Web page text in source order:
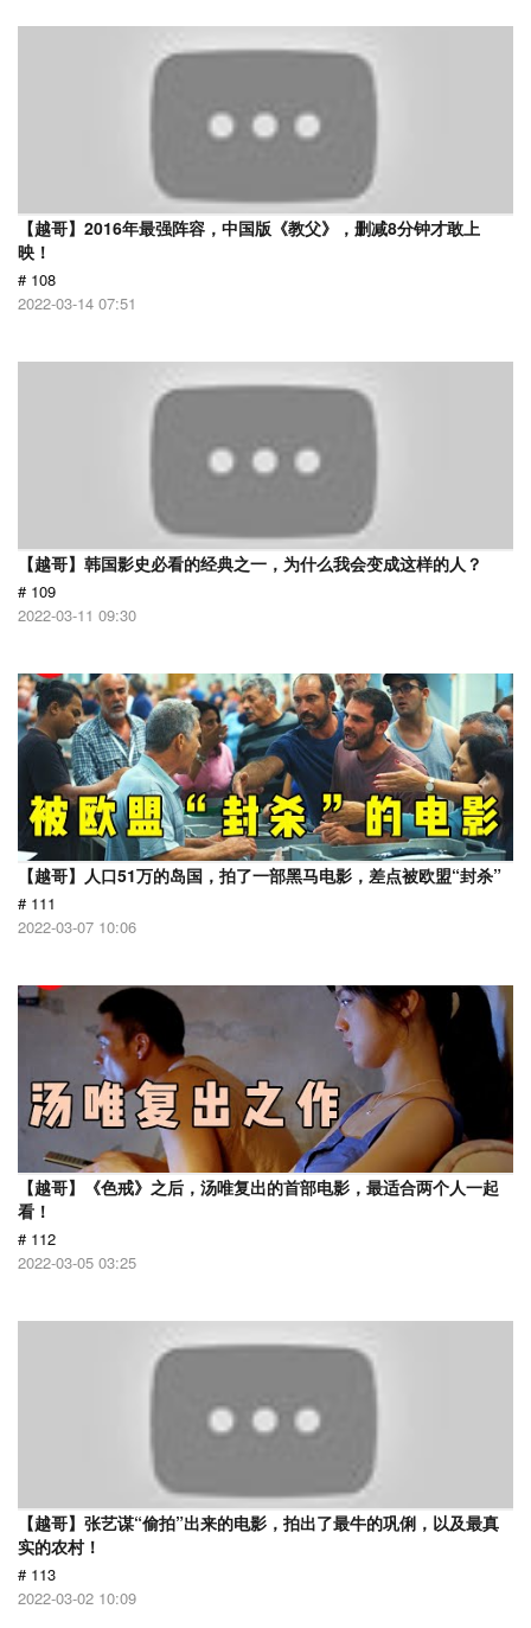
【越哥】2016年最强阵容，中国版《教父》，删减8分钟才敢上
映！
# 108
2022-03-14 07:51
【越哥】韩国影史必看的经典之一，为什么我会变成这样的人？
# 109
2022-03-11 09:30
【越哥】人口51万的岛国，拍了一部黑马电影，差点被欧盟“封杀”
# 111
2022-03-07 10:06
【越哥】《色戒》之后，汤唯复出的首部电影，最适合两个人一起
看！
# 112
2022-03-05 03:25
【越哥】张艺谋“偷拍”出来的电影，拍出了最牛的巩俐，以及最真
实的农村！
# 113
2022-03-02 10:09